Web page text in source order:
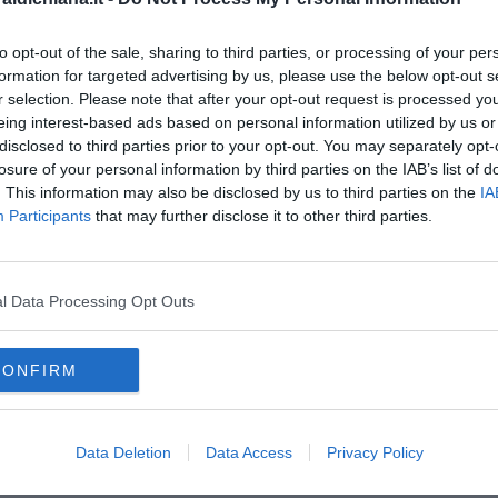
opt-out of the sale, sharing to third parties, or processing of your
for targeted advertising by us, please use the below opt-out
selection. Please note that after your opt-out request is processed
interest-based ads based on personal information utilized by us
to third parties prior to your opt-out. You may separately
of your personal information by third parties on the IAB’s list of
This information may also be disclosed by us to third parties on the
Participants that may further disclose it to other third parties.
Data Processing Opt Outs
Data Deletion Data Access Privacy Policy
come molto spesso anche con i dipendenti della pubblica
L'esempio del comandante della Polizia Municipale,
Comune ed è per questo che mi compiaccio con tutti quei
loro posizione, privilegiando sempre il bene comune”.
iscriviti alla
nella tua casella di posta.